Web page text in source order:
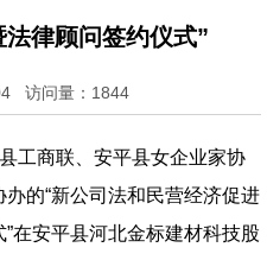
律顾问签约仪式”
访问量：1844
工商联、安平县女企业家协
的“新公司法和民营经济促进
在安平县河北金标建材科技股